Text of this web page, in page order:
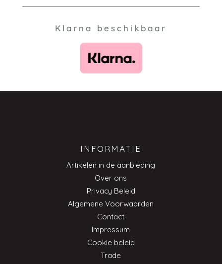
Klarna beschikbaar
INFORMATIE
Artikelen in de aanbieding
Over ons
Privacy Beleid
Algemene Voorwaarden
Contact
Impressum
Cookie beleid
Trade